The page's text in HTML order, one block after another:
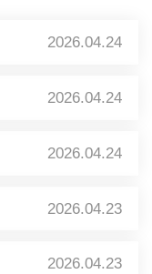
2026.04.24
2026.04.24
2026.04.24
2026.04.23
2026.04.23